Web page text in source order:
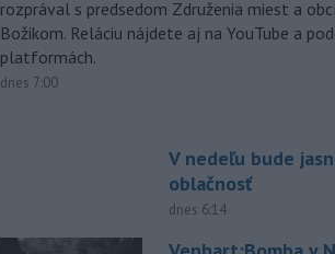
rozprával s predsedom Združenia miest a
Božikom. Reláciu nájdete aj na YouTube a
platformách.
dnes 7:00
V nedeľu bude
oblačnosť
dnes 6:14